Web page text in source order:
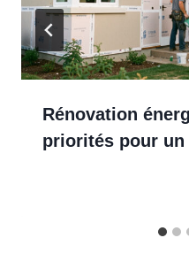
Rénovation
priorités pour